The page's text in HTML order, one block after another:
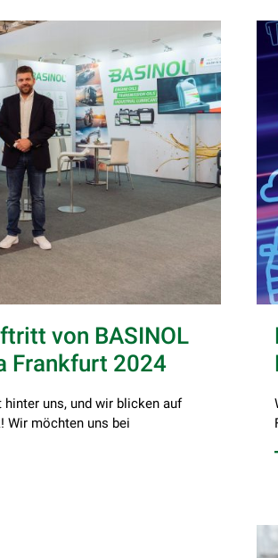
von BASINOL
Frankfurt 2024
uns, und wir blicken auf
Wir möchten uns bei